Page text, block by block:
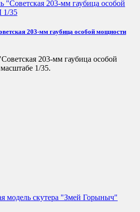
203-мм гаубица особой мощности
203-мм гаубица особой
1/35.